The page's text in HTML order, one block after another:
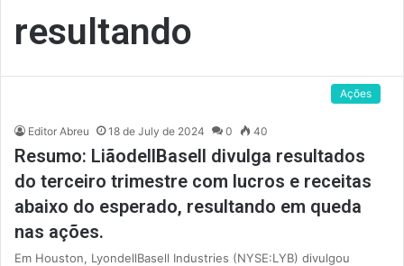
resultando
Ações
Editor Abreu 18 de July de 2024 0 40
Resumo: LiãodellBasell divulga resultados
do terceiro trimestre com lucros e receitas
abaixo do esperado, resultando em queda
nas ações.
Em Houston, LyondellBasell Industries (NYSE:LYB) divulgou